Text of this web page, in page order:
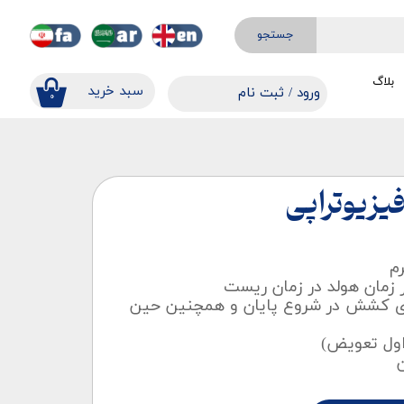
جستجو
۰ ​​سبد خرید ورود / ثبت نام
خروج از حساب کاربری
بلاگ
هولد در زمان ریست
کشش در شروع پایان و همچنین حین